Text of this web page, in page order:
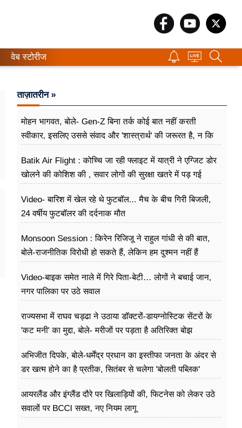
वेब स्टोरीज
ताज़ातरीन »
मोहन भागवत, बोले- Gen-Z बिना तर्क कोई बात नहीं करती
स्वीकार, इसलिए उससे संवाद और 'शास्त्रार्थ' की जरूरत है, न कि
Batik Air Flight : कोच्चि जा रही फ्लाइट में यात्री ने एग्जिट डोर
खोलने की कोशिश की , सवार लोगों की सुरक्षा खतरे में पड़ गई
Video- बारिश में खेल रहे थे फुटबॉल... मैच के बीच गिरी बिजली,
24 वर्षीय फुटबॉलर की दर्दनाक मौत
Monsoon Session : किरेन रिजिजू ने राहुल गांधी से की बात,
बोले-राजनीतिक विरोधी हो सकते हैं, लेकिन हम दुश्मन नहीं हैं
Video-बाइक समेत नाले में गिरे पिता-बेटी… लोगों ने बचाई जान,
नगर पालिका पर उठे सवाल
राज्यसभा में राघव चड्ढा ने उठाया डॉक्टरों-डायग्नोस्टिक सेंटरों के
'कट मनी' का मुद्दा, बोले- मरीजों पर पड़ता है अ​तिरिक्त बोझ
अभिजीत दिपके, बोले-धर्मेंद्र प्रधान का इस्तीफा जनता के अंदर से
डर खत्म होने का है प्रतीक, सितंबर से चलेगा 'बोलती पब्लिक'
आयरलैंड और इंग्लैंड दौरे पर खिलाड़ियों की, फिटनेस को लेकर उठे
सवालों पर BCCI सख्त, नए नियम लागू